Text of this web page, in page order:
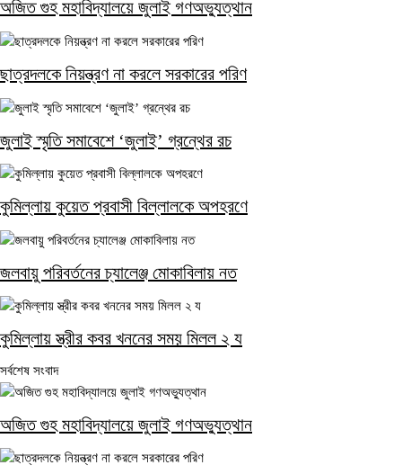
অজিত গুহ মহাবিদ্যালয়ে জুলাই গণঅভ্যুত্থান
ছাত্রদলকে নিয়ন্ত্রণ না করলে সরকারের পরিণ
জুলাই স্মৃতি সমাবেশে ‘জুলাই’ গ্রন্থের রচ
কুমিল্লায় কুয়েত প্রবাসী বিল্লালকে অপহরণে
জলবায়ু পরিবর্তনের চ্যালেঞ্জ মোকাবিলায় নত
কুমিল্লায় স্ত্রীর কবর খননের সময় মিলল ২ য
সর্বশেষ সংবাদ
অজিত গুহ মহাবিদ্যালয়ে জুলাই গণঅভ্যুত্থান